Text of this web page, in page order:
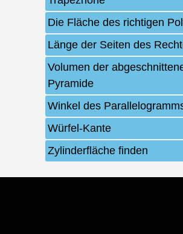
Die Fläche des richtigen
Länge der Seiten des
Volumen der
Pyramide
Winkel des
Würfel-Kante
Zylinderfläche finden